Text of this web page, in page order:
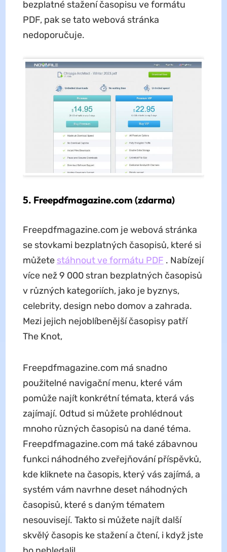
bezplatné stažení časopisu ve formátu
PDF, pak se tato webová stránka
nedoporučuje.
5. Freepdfmagazine.com (zdarma)
Freepdfmagazine.com je webová stránka
se stovkami bezplatných časopisů, které si
můžete stáhnout ve formátu PDF . Nabízejí
více než 9 000 stran bezplatných časopisů
v různých kategoriích, jako je byznys,
celebrity, design nebo domov a zahrada.
Mezi jejich nejoblíbenější časopisy patří
The Knot,
Freepdfmagazine.com má snadno
použitelné navigační menu, které vám
pomůže najít konkrétní témata, která vás
zajímají. Odtud si můžete prohlédnout
mnoho různých časopisů na dané téma.
Freepdfmagazine.com má také zábavnou
funkci náhodného zveřejňování příspěvků,
kde kliknete na časopis, který vás zajímá, a
systém vám navrhne deset náhodných
časopisů, které s daným tématem
nesouvisejí. Takto si můžete najít další
skvělý časopis ke stažení a čtení, i když jste